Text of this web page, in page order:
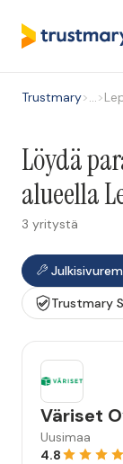
Trustmary>…>
Löydä
alueella
3 yritystä
Trustmary
Väriset
Uusimaa
4.8